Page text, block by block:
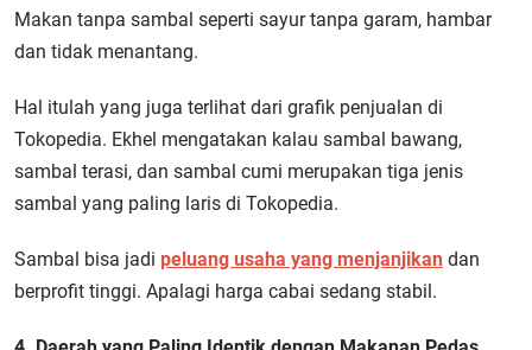
Makan tanpa sambal seperti sayur tanpa garam, hambar
dan tidak menantang.
Hal itulah yang juga terlihat dari grafik penjualan di
Tokopedia. Ekhel mengatakan kalau sambal bawang,
sambal terasi, dan sambal cumi merupakan tiga jenis
sambal yang paling laris di Tokopedia.
Sambal bisa jadi peluang usaha yang menjanjikan dan
berprofit tinggi. Apalagi harga cabai sedang stabil.